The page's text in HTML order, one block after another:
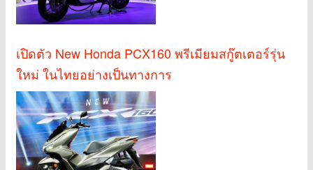
เปิดตัว New Honda PCX160 พรีเมียมสกู๊ตเตอร์รุ่น
ใหม่ ในไทยอย่างเป็นทางการ